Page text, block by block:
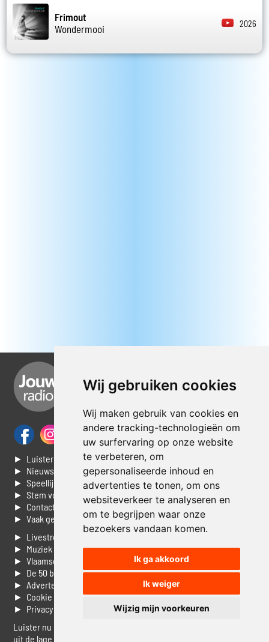
Wij gebruiken cookies
Wij maken gebruik van cookies en
andere tracking-technologieën om
uw surfervaring op onze website
te verbeteren, om
gepersonaliseerde inhoud en
advertenties te tonen, om ons
websiteverkeer te analyseren en
om te begrijpen waar onze
bezoekers vandaan komen.
Ik ga akkoord
Ik weiger
Wijzig mijn voorkeuren
Frimout
Wondermooi
2026
► Luisteren naar Jouwradio
► Nieuws
► Speellijst
► Stem voor de Dag top 3
► Contacteer ons
► Vaak gestelde vragen
► Livestream informatie
► Muziek opzoeken
► Vlaamse 100 Aller tijden
► De 50 beste van...
► Adverteren op Jouwradio
► Cookie voorkeuren wijzigen
► Privacyinformatie
Luister nu naar Jouwradio! De beste Nederlandstalige muziek
uit de lage landen hoor je hier al 20 jaar. In digitale kwaliteit op je